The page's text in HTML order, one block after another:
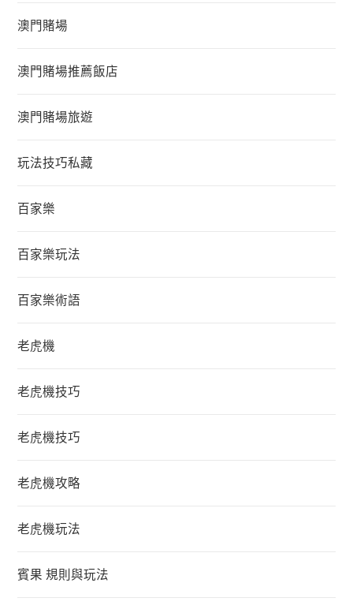
澳門賭場
澳門賭場推薦飯店
澳門賭場旅遊
玩法技巧私藏
百家樂
百家樂玩法
百家樂術語
老虎機
老虎機技巧
老虎機技巧
老虎機攻略
老虎機玩法
賓果 規則與玩法